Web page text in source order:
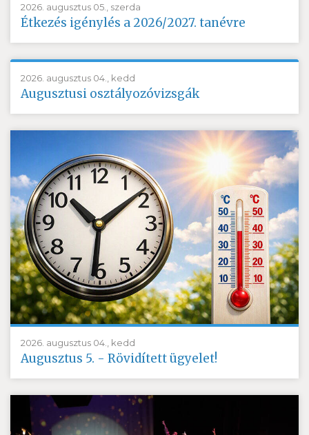
2026. augusztus 05., szerda
Étkezés igénylés a 2026/2027. tanévre
2026. augusztus 04., kedd
Augusztusi osztályozóvizsgák
2026. augusztus 04., kedd
Augusztus 5. - Rövidített ügyelet!